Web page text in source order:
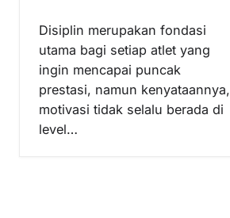
Disiplin merupakan fondasi
utama bagi setiap atlet yang
ingin mencapai puncak
prestasi, namun kenyataannya,
motivasi tidak selalu berada di
level…